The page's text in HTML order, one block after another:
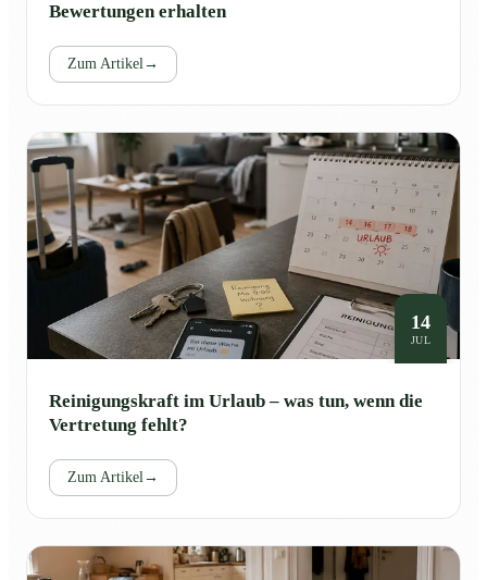
Bewertungen erhalten
Zum Artikel→
14
JUL
Reinigungskraft im Urlaub – was tun, wenn die
Vertretung fehlt?
Zum Artikel→